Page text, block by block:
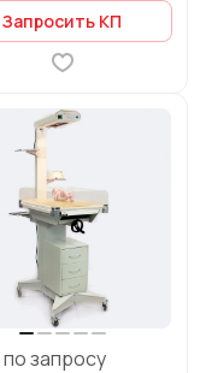
Запросить КП
запросу